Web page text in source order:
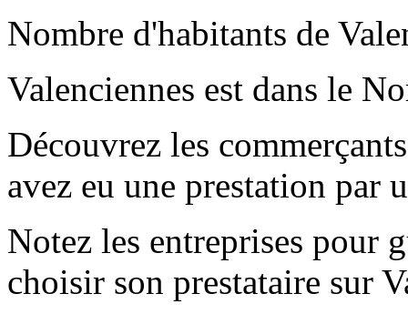
Nombre d'habitants de
Valenciennes est dans le
Découvrez les
avez eu une prestation par
Notez les entreprises pour
choisir son prestataire sur